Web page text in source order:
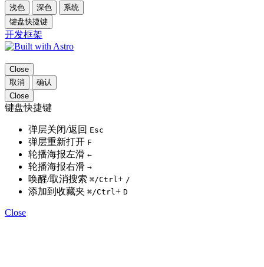
浅色 深色
系统
键盘快捷键
开发框架
Close
取消
确认
Close
键盘快捷键
弹层关闭/返回 Esc
弹层重新打开 F
轮播海报左滑 ←
轮播海报右滑 →
唤醒/取消搜索 ⌘/Ctrl + /
添加到收藏夹 ⌘/Ctrl + D
Close